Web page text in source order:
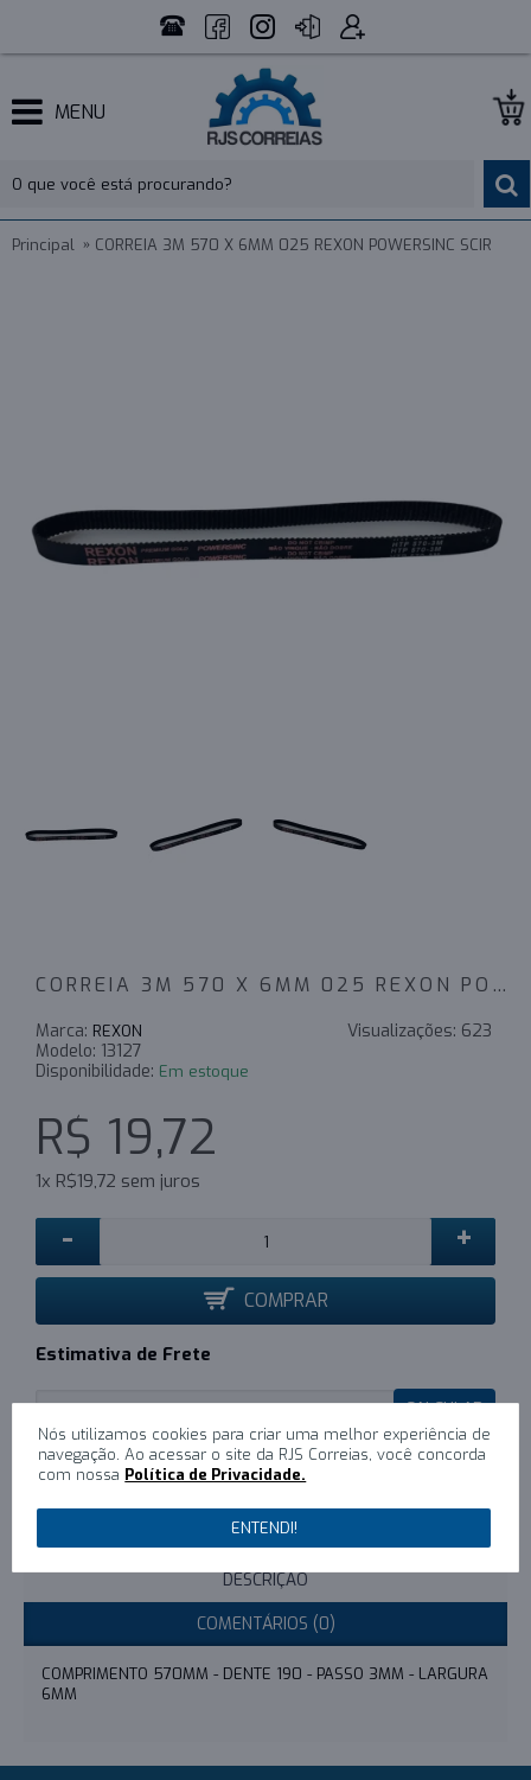
MENU
Principal CORREIA 3M 570 X 6MM 025 REXON POWERSINC SCIR
CORREIA 3M 570 X 6MM 025 REXON POWERSINC SCIR
Visualizações: 623
Marca: REXON
Modelo: 13127
Disponibilidade: Em estoque
R$ 19,72
1x R$19,72 sem juros
- +
COMPRAR
Estimativa de Frete
CALCULAR
0/Escreva um comentário
DESCRIÇÃO
COMENTÁRIOS (0)
COMPRIMENTO 570MM - DENTE 190 - PASSO 3MM - LARGURA
6MM
Nós utilizamos cookies para criar uma melhor experiência de
navegação. Ao acessar o site da RJS Correias, você concorda
com nossa Política de Privacidade.
ENTENDI!